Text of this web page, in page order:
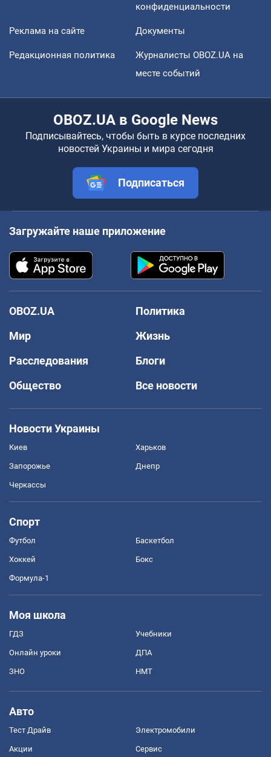
конфиденциальности
Реклама на сайте Документы
Редакционная политика
Журналисты OBOZ.UA на
месте событий
OBOZ.UA в Google News
Подписывайтесь, чтобы быть в курсе последних
новостей Украины и мира сегодня
Подписаться
Загружайте наше приложение
OBOZ.UA
Политика
Мир
Жизнь
Расследования
Блоги
Общество
Все новости
Новости Украины
Киев Харьков
Запорожье Днепр
Черкассы
Спорт
Футбол Баскетбол
Хоккей Бокс
Формула-1
Моя школа
ГДЗ Учебники
Онлайн уроки ДПА
ЗНО НМТ
Авто
Тест Драйв Электромобили
Акции Сервис